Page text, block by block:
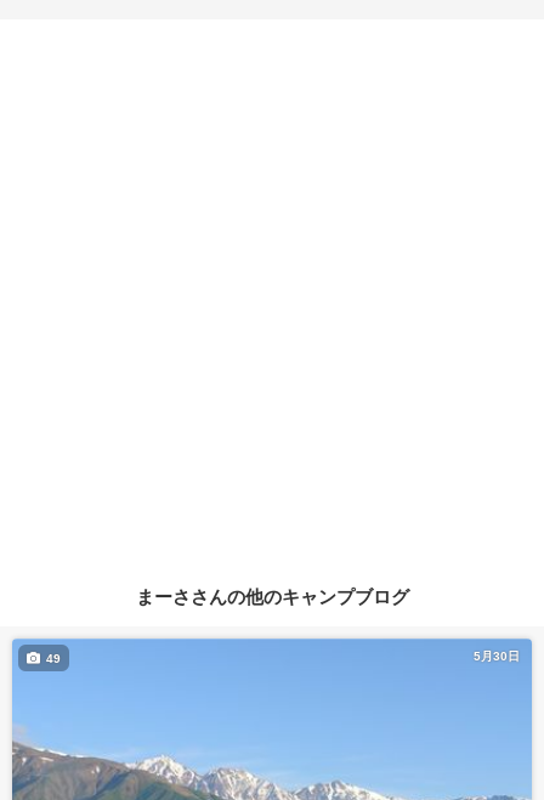
まーささんの他のキャンプブログ
5月30日
49